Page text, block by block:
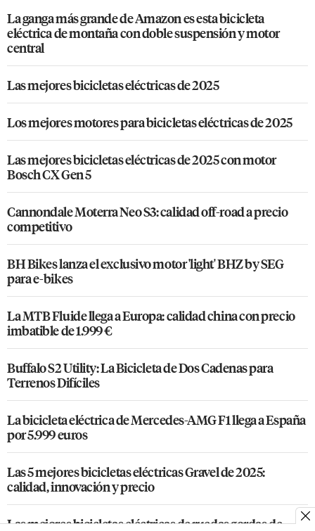
La ganga más grande de Amazon es esta bicicleta
eléctrica de montaña con doble suspensión y motor
central
Las mejores bicicletas eléctricas de 2025
Los mejores motores para bicicletas eléctricas de 2025
Las mejores bicicletas eléctricas de 2025 con motor
Bosch CX Gen 5
Cannondale Moterra Neo S3: calidad off-road a precio
competitivo
BH Bikes lanza el exclusivo motor 'light' BHZ by SEG
para e-bikes
La MTB Fluide llega a Europa: calidad china con precio
imbatible de 1.999 €
Buffalo S2 Utility: La Bicicleta de Dos Cadenas para
Terrenos Difíciles
La bicicleta eléctrica de Mercedes-AMG F1 llega a España
por 5.999 euros
Las 5 mejores bicicletas eléctricas Gravel de 2025:
calidad, innovación y precio
Las mejores bicicletas eléctricas de ruedas gordas de